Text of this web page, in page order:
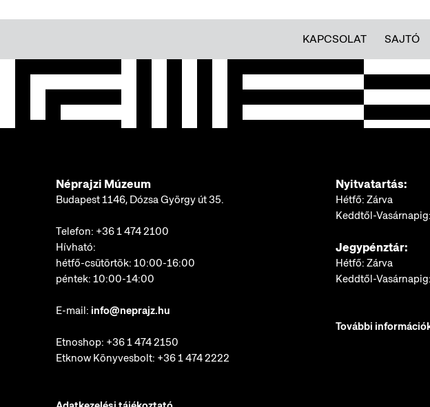
KAPCSOLAT SAJTÓ
Néprajzi Múzeum
Budapest 1146, Dózsa György út 35.
Telefon: +36 1 474 2100
Hívható:
hétfő-csütörtök: 10:00-16:00
péntek: 10:00-14:00
E-mail: info@neprajz.hu
Etnoshop: +36 1 474 2150
Etknow Könyvesbolt: +36 1 474 2222
Nyitvatartás:
Hétfő: Zárva
Keddtől-
Jegypénztár:
Hétfő: Zárva
Keddtől-
További